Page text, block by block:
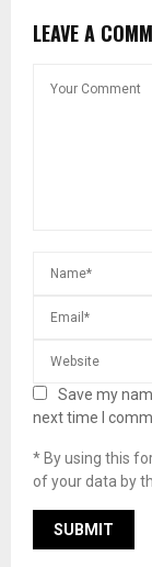
LEAVE A
Save my
next time I
* By using this
of your data by